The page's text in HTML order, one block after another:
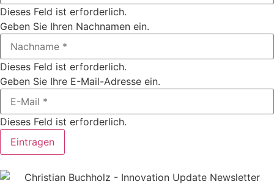
Dieses Feld ist erforderlich.
Geben Sie Ihren Nachnamen ein.
Dieses Feld ist erforderlich.
Geben Sie Ihre E-Mail-Adresse ein.
Dieses Feld ist erforderlich.
Eintragen